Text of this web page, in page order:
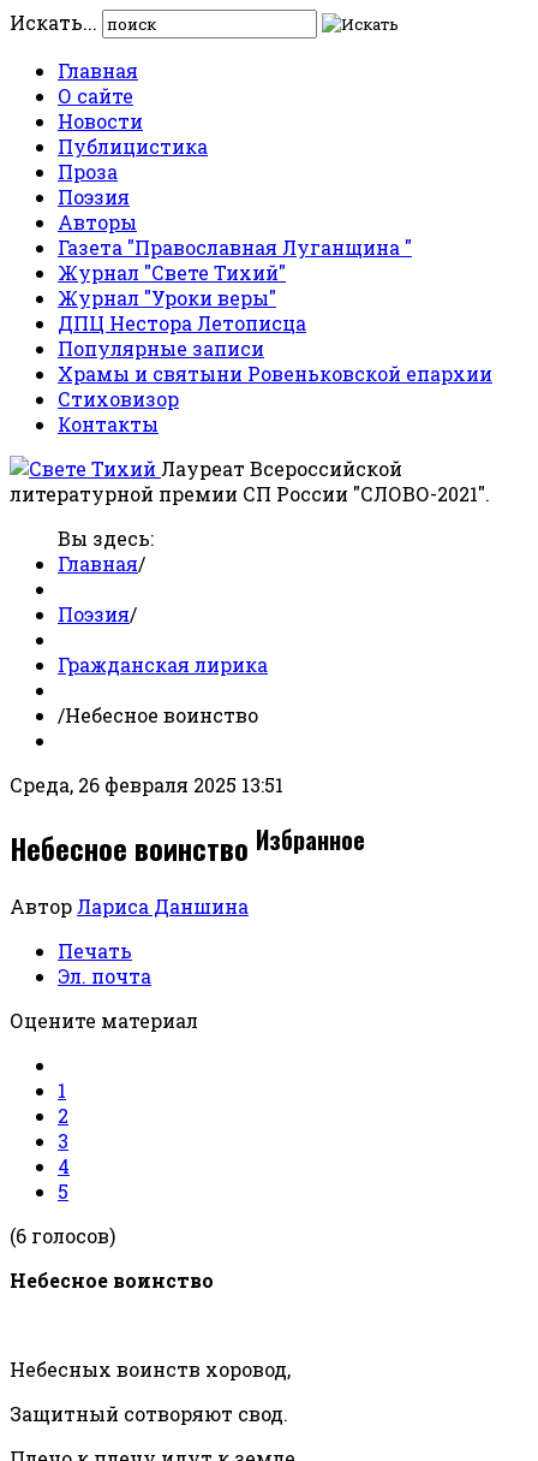
Искать...
Главная
О сайте
Новости
Публицистика
Проза
Поэзия
Авторы
Газета "Православная Луганщина "
Журнал "Свете Тихий"
Журнал "Уроки веры"
ДПЦ Нестора Летописца
Популярные записи
Храмы и святыни Ровеньковской епархии
Стиховизор
Контакты
Лауреат Всероссийской
литературной премии СП России "СЛОВО-2021".
Вы здесь:
Главная/
Поэзия/
Гражданская лирика
/Небесное воинство
Среда, 26 февраля 2025 13:51
Небесное воинство Избранное
Автор Лариса Даншина
Печать
Эл. почта
Оцените материал
1
2
3
4
5
(6 голосов)
Небесное воинство
Небесных воинств хоровод,
Защитный сотворяют свод.